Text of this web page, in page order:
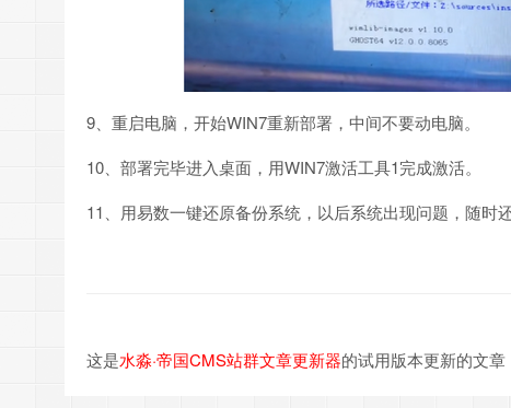
9、重启电脑，开始WIN7重新部署，中间不要动电脑。
10、部署完毕进入桌面，用WIN7激活工具1完成激活。
11、用易数一键还原备份系统，以后系统出现问题，随时
这是水淼·帝国CMS站群文章更新器的试用版本更新的文